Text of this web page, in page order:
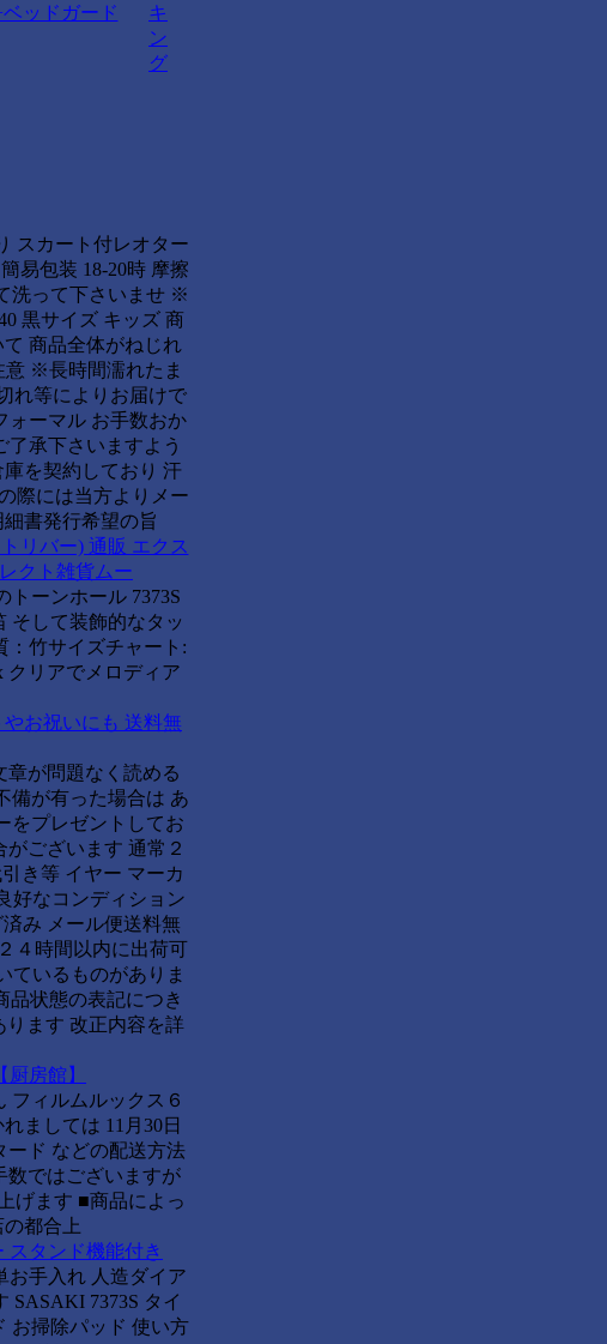
ッドガード
キ
ン
グ
スカート付レオター
易包装 18-20時 摩擦
洗って下さいませ ※
黒サイズ キッズ 商
商品全体がねじれ
意 ※長時間濡れたま
れ等によりお届けで
ォーマル お手数おか
了承下さいますよう
を契約しており 汗
際には当方よりメー
書発行希望の旨
リバー) 通販 エクス
クト雑貨ムー
ーンホール 7373S
そして装飾的なタッ
：竹サイズチャート:
クリアでメロディア
お祝いにも 送料無
が問題なく読める
備が有った場合は あ
をプレゼントしてお
ございます 通常２
き等 イヤー マーカ
好なコンディション
み メール便送料無
４時間以内に出荷可
ているものがありま
品状態の表記につき
ます 改正内容を詳
房館】
フィルムルックス６
ましては 11月30日
ード などの配送方法
数ではございますが
げます ■商品によっ
都合上
スタンド機能付き
お手入れ 人造ダイア
7373S タイ
お掃除パッド 使い方